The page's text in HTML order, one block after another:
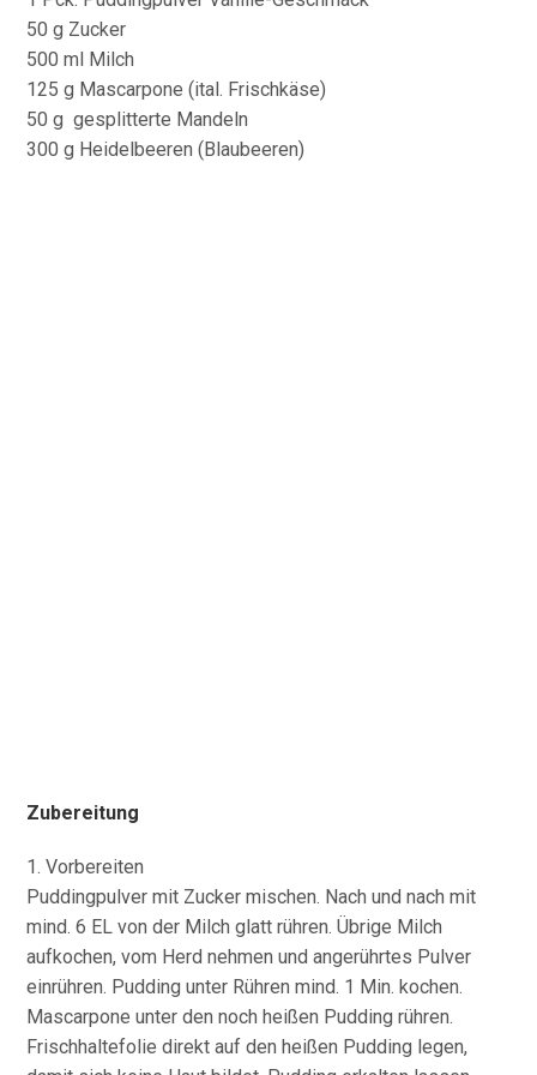
50 g Zucker
500 ml Milch
125 g Mascarpone (ital. Frischkäse)
50 g gesplitterte Mandeln
300 g Heidelbeeren (Blaubeeren)
Zubereitung
1. Vorbereiten
Puddingpulver mit Zucker mischen. Nach und nach mit
mind. 6 EL von der Milch glatt rühren. Übrige Milch
aufkochen, vom Herd nehmen und angerührtes Pulver
einrühren. Pudding unter Rühren mind. 1 Min. kochen.
Mascarpone unter den noch heißen Pudding rühren.
Frischhaltefolie direkt auf den heißen Pudding legen,